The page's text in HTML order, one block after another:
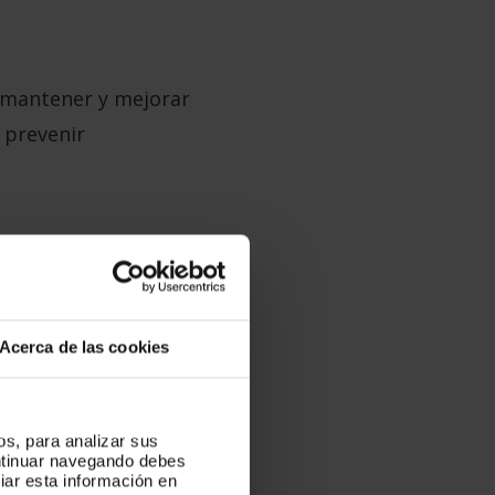
Acerca de las cookies
para analizar sus
navegando debes
esta información en
y mejorar
prevenir
de salud : Al
recibir
de los